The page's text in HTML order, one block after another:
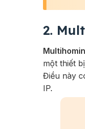
2.
một thiết
Điều này
IP.